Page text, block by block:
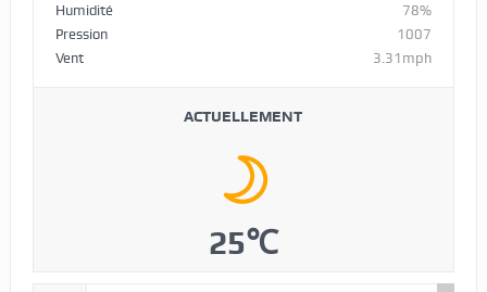
Humidité
78%
Pression
1007
Vent
3.31mph
ACTUELLEMENT
25℃